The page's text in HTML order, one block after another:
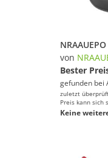
von
Bester
gefunden bei
zuletzt
Preis kann sich
Keine